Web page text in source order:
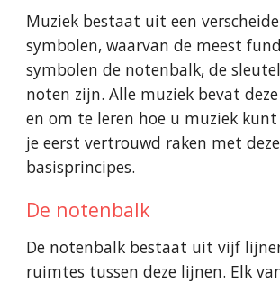
Muziek bestaat uit een
symbolen, waarvan de meest
symbolen de notenbalk, de
noten zijn. Alle muziek bevat
en om te leren hoe u muziek
je eerst vertrouwd raken met deze
basisprincipes.
De notenbalk
De notenbalk bestaat uit vijf
ruimtes tussen deze lijnen. Elk